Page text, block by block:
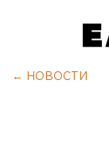
← НОВОСТИ